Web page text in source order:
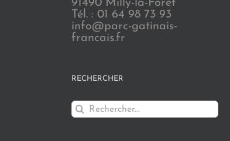
91490 Milly-la-Forêt
Tél. : 01 64 98 73 93
info@parc-gatinais-
francais.fr
RECHERCHER
Rechercher: